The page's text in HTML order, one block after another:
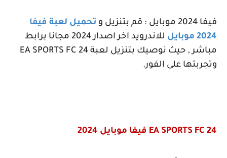
فيفا 2024 موبايل : قم بتنزيل و
تحميل لعبة فيفا
2024 موبايل
للاندرويد اخر اصدار 2024 مجانا برابط
مباشر , حيث نوصيك بتنزيل لعبة EA SPORTS FC 24
وتجربتها على الفور.
EA SPORTS FC 24 فيفا موبايل 2024